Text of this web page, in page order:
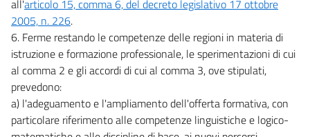
all'articolo 15, comma 6, del decreto legislativo 17 ottobre
2005, n. 226.
6. Ferme restando le competenze delle regioni in materia di
istruzione e formazione professionale, le sperimentazioni di cui
al comma 2 e gli accordi di cui al comma 3, ove stipulati,
prevedono:
a) l'adeguamento e l'ampliamento dell'offerta formativa, con
particolare riferimento alle competenze linguistiche e logico-